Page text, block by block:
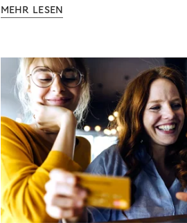
Zahlungsabwicklung echte
MEHR LESEN